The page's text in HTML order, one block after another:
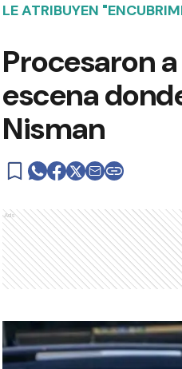
LE ATRIBUYEN
Procesaron
escena
Nisman
Ads